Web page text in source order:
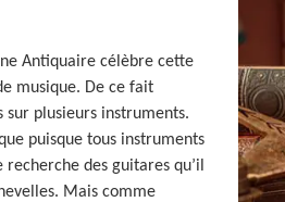
Antiquaire célèbre cette
musique. De ce fait
sur plusieurs instruments.
puisque tous instruments
des guitares qu’il
Mais comme